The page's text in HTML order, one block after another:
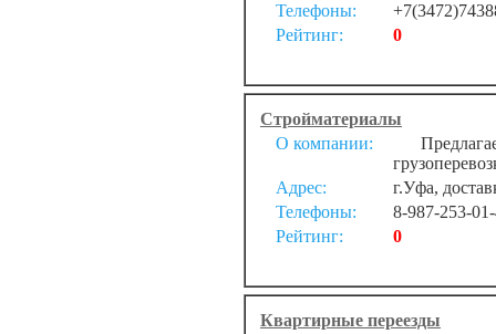
Телефоны:
Рейтинг:
0
Стройматериалы
О компании:
Адрес:
г.Уфа,
Телефоны:
8-987-253-
Рейтинг:
0
Квартирные переезды